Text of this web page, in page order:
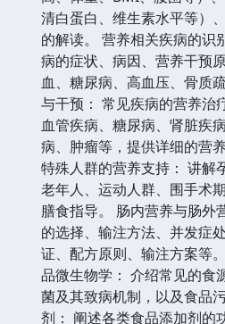
清白蛋白、维生素水平等）
的解读。 营养相关疾病的识
病的症状、病因、营养干预
血、糖尿病、高血压、骨质
与干预： 常见疾病的营养治
血管疾病、糖尿病、肾脏疾
病、肿瘤等，提供详细的营
特殊人群的营养支持： 讲解
老年人、运动人群、围手术
膳食指导。 肠内营养与肠外
的选择、输注方法、并发症
证、配方原则、输注方案等
品微生物学： 介绍常见的食
菌及其致病机制，以及食品
剂： 阐述各类食品添加剂的